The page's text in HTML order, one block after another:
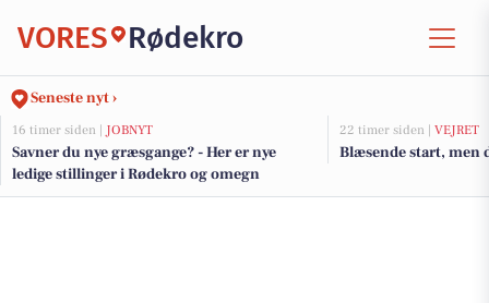
VORES Rødekro
Seneste nyt ›
16 timer siden | JOBNYT
Savner du nye græsgange? - Her er nye
ledige stillinger i Rødekro og omegn
22 timer siden | VEJRET
Blæsende start, men